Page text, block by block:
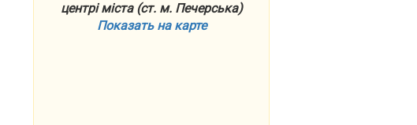
центрі міста (ст. м. Печерська)
Показать на карте